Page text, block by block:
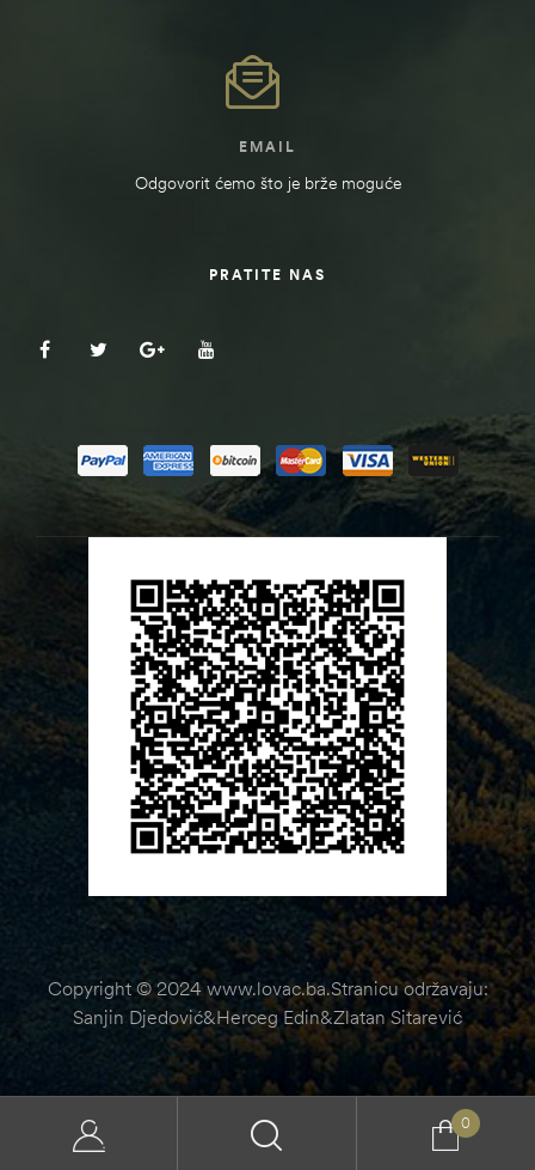
EMAIL
Odgovorit ćemo što je brže moguće
PRATITE NAS
Copyright © 2024 www.lovac.ba.Stranicu održavaju:
Sanjin Djedović&Herceg Edin&Zlatan Sitarević
0